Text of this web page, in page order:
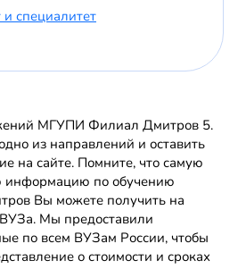
и специалитет
МГУПИ Филиал Дмитров 5.
из направлений и оставить
на сайте. Помните, что самую
информацию по обучению
Вы можете получить на
Мы предоставили
по всем ВУЗам России, чтобы
о стоимости и сроках